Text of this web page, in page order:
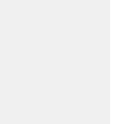
Baixo Laço Cristal